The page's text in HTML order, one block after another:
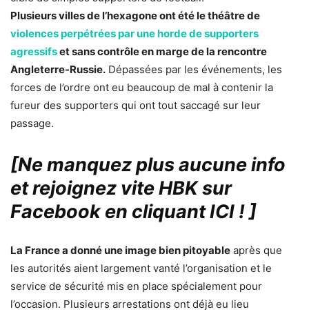
Plusieurs villes de l’hexagone ont été le théâtre de
violences perpétrées par une horde de supporters
agressifset sans contrôle en marge de la rencontre
Angleterre-Russie. Dépassées par les événements, les
forces de l’ordre ont eu beaucoup de mal à contenir la
fureur des supporters qui ont tout saccagé sur leur
passage.
[Ne manquez plus aucune info
et rejoignez vite HBK sur
Facebook en cliquant ICI !]
La France a donné une image bien pitoyable après que
les autorités aient largement vanté l’organisation et le
service de sécurité mis en place spécialement pour
l’occasion. Plusieurs arrestations ont déjà eu lieu